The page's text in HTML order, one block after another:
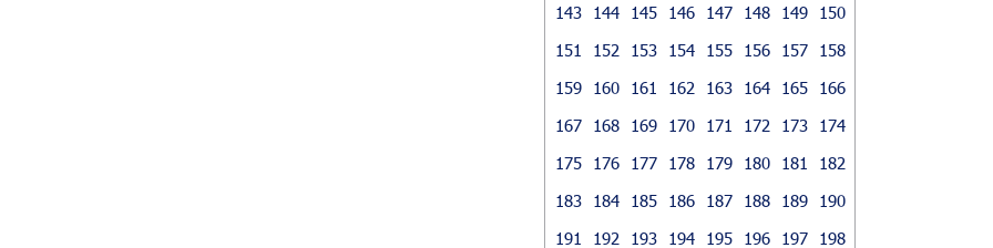
143
144 145 146 147 148 149
150
151
152 153 154 155 156 157
158
159
160 161 162 163 164 165
166
167
168 169 170 171 172 173
174
175
176 177 178 179 180 181
182
183
184 185 186 187 188 189
190
191
192 193 194 195 196 197
198